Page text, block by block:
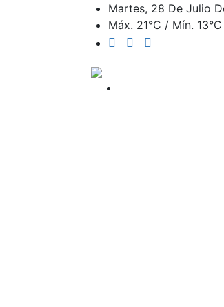
Martes, 28 De Julio
Máx. 21°C / Mín.